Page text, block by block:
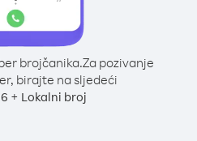
brojčanika.Za pozivanje
birajte na sljedeći
+ Lokalni broj